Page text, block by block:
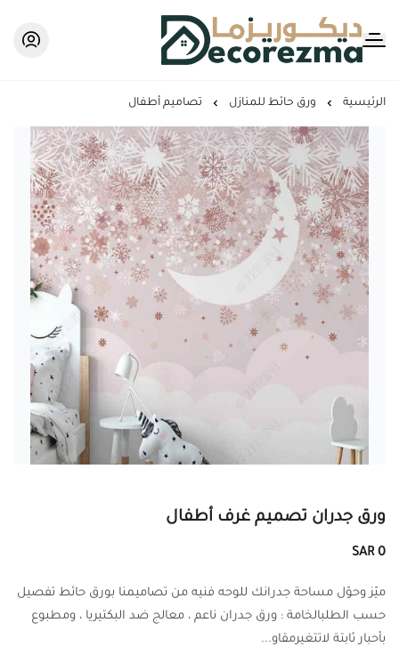
Decorezma
الرئيسية ورق حائط للمنازل تصاميم أطفال
ورق جدران تصميم غرف أطفال
0 SAR
ميّز وحوّل مساحة جدرانك للوحه فنيه من تصاميمنا بورق حائط تفصيل
حسب الطلبالخامة : ورق جدران ناعم ، معالج ضد البكتيريا ، ومطبوع
بأحبار ثابتة لاتتغيرمقاو...